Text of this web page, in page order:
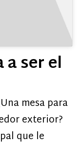
ser el
mesa para
exterior?
que le